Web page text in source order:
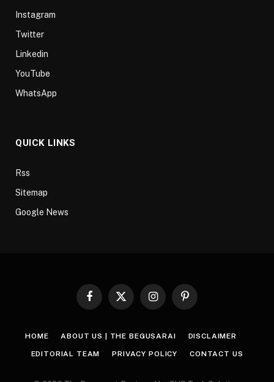
Instagram
Twitter
Linkedin
YouTube
WhatsApp
QUICK LINKS
Rss
Sitemap
Google News
Facebook
X
InstagramPinterest
HOME ABOUT US | THE BEGUSARAI DISCLAIMER
EDITORIAL TEAM PRIVACY POLICY CONTACT US